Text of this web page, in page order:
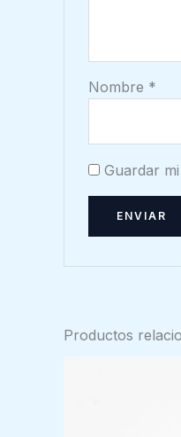
Nombre *
Guardar
Productos